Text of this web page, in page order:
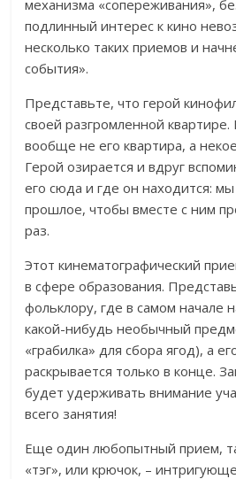
механизма «сопереживания»,
подлинный интерес к кино
несколько таких приемов и
события».
Представьте, что герой
своей разгромленной
вообще не его квартира, а
Герой озирается и вдруг
его сюда и где он находится:
прошлое, чтобы вместе с ним
раз.
Этот кинематографический
в сфере образования.
фольклору, где в самом начале
какой-нибудь необычный
«грабилка» для сбора ягод), а
раскрывается только в конце.
будет удерживать внимание
всего занятия!
Еще один любопытный прием,
«тэг», или крючок, –